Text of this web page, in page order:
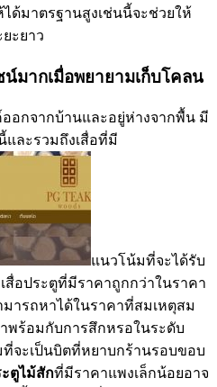
ได้มาตรฐานสูงเช่นนี้จะช่วยให้
ะยาว
น์มากเมื่อพยายามเก็บโคลน
อกจากบ้านและอยู่ห่างจากพื้น มี
และรวมถึงเสื่อที่มี
แนวโน้มที่จะได้รับ
อประตูที่มีราคาถูกกว่าในราคา
ารถหาได้ในราคาที่สมเหตุสม
พร้อมกับการสึกหรอในระดับ
จะเป็นบิตที่หยาบกร้านรอบขอบ
ตูไม้สักที่มีราคาแพงเล็กน้อยอาจ